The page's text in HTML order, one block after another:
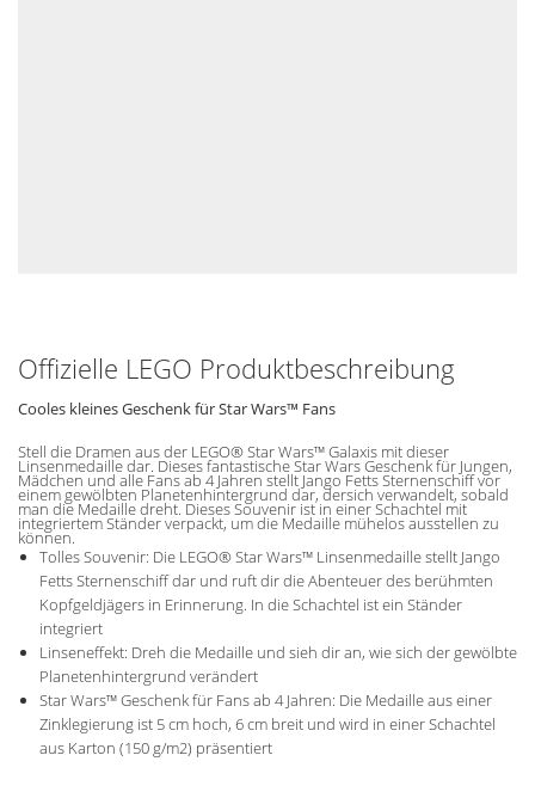
Offizielle LEGO Produktbeschreibung
Cooles kleines Geschenk für Star Wars™ Fans
Stell die Dramen aus der LEGO® Star Wars™ Galaxis mit dieser
Linsenmedaille dar. Dieses fantastische Star Wars Geschenk für Jungen,
Mädchen und alle Fans ab 4 Jahren stellt Jango Fetts Sternenschiff vor
einem gewölbten Planetenhintergrund dar, dersich verwandelt, sobald
man die Medaille dreht. Dieses Souvenir ist in einer Schachtel mit
integriertem Ständer verpackt, um die Medaille mühelos ausstellen zu
können.
Tolles Souvenir: Die LEGO® Star Wars™ Linsenmedaille stellt Jango
Fetts Sternenschiff dar und ruft dir die Abenteuer des berühmten
Kopfgeldjägers in Erinnerung. In die Schachtel ist ein Ständer
integriert
Linseneffekt: Dreh die Medaille und sieh dir an, wie sich der gewölbte
Planetenhintergrund verändert
Star Wars™ Geschenk für Fans ab 4 Jahren: Die Medaille aus einer
Zinklegierung ist 5 cm hoch, 6 cm breit und wird in einer Schachtel
aus Karton (150 g/m2) präsentiert